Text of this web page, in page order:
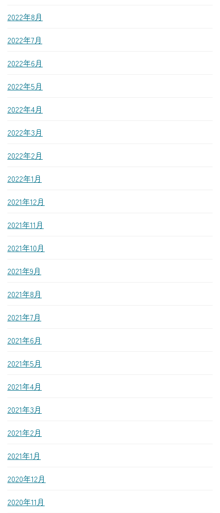
2022年8月
2022年7月
2022年6月
2022年5月
2022年4月
2022年3月
2022年2月
2022年1月
2021年12月
2021年11月
2021年10月
2021年9月
2021年8月
2021年7月
2021年6月
2021年5月
2021年4月
2021年3月
2021年2月
2021年1月
2020年12月
2020年11月